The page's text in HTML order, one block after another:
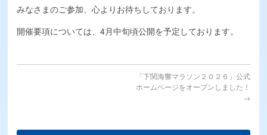
Q&A
みなさまのご参加、心よりお待ちしております。
開催要項については、4月中旬頃公開を予定しております。
「下関海響マラソン２０２６」公式
ホームページをオープンしました！
→